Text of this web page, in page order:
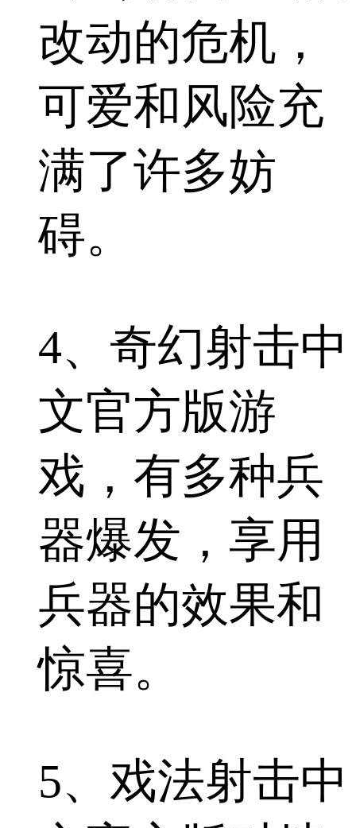
改动的危机，
可爱和风险充
满了许多妨
碍。
4、奇幻射击中
文官方版游
戏，有多种兵
器爆发，享用
兵器的效果和
惊喜。
5、戏法射击中